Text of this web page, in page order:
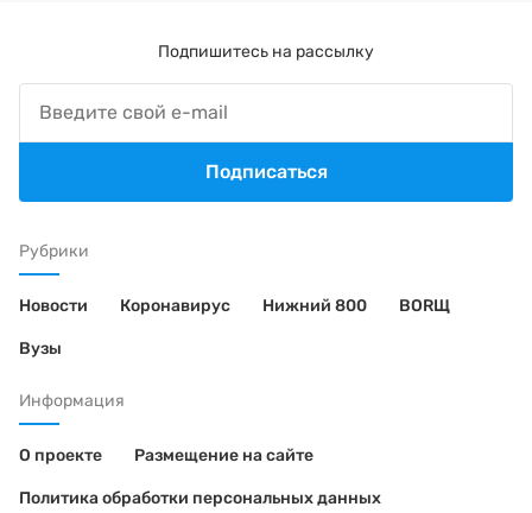
Рубрики
Новости Коронавирус Нижний 800 BORЩ
Вузы
Информация
О проекте Размещение на сайте
Политика обработки персональных данных
Подпишитесь на рассылку
Подписаться